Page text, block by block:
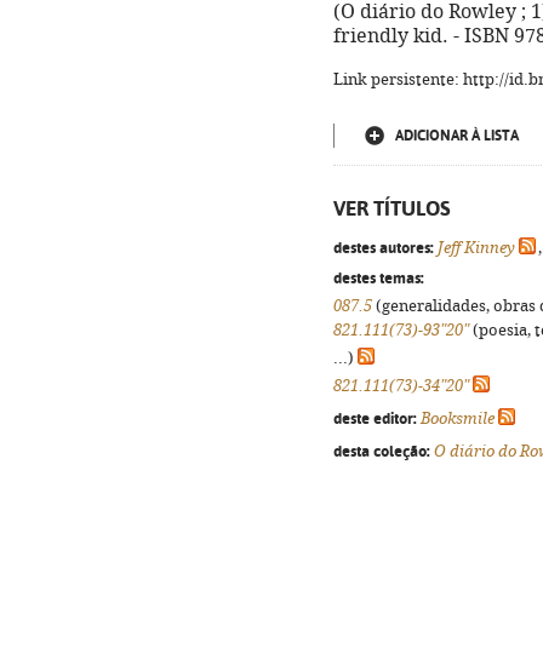
(O diário do Rowley ;
friendly kid. - ISBN
Link persistente: http://
ADICIONAR À LISTA
VER TÍTULOS
destes autores: Jeff Kinney
destes temas:
087.5 (generalidades,
821.111(73)-93"20"(poesia,
...)
821.111(73)-34"20"
deste editor: Booksmile
desta coleção: O diário do